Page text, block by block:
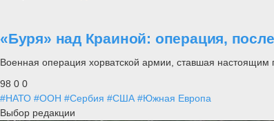
«Буря» над Краиной: операция,
Военная операция хорватской армии, ставшая настоящим
98 0 0
#НАТО #ООН #Сербия #США #Южная Европа
Выбор редакции